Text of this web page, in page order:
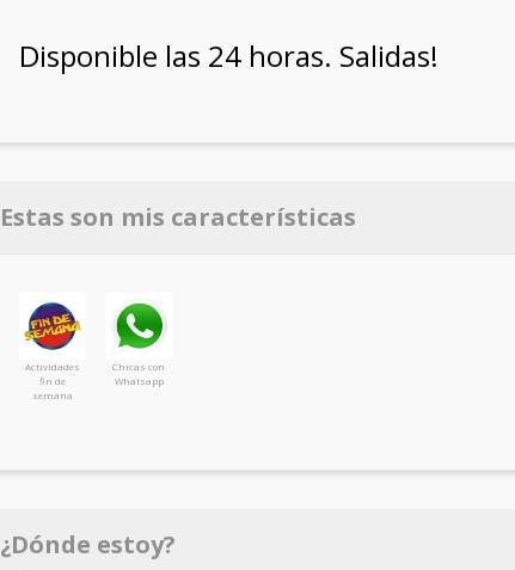
Disponible las 24 horas. Salidas!
Estas son mis características
Actividades
fin de
semana
Chicas con
Whatsapp
¿Dónde estoy?